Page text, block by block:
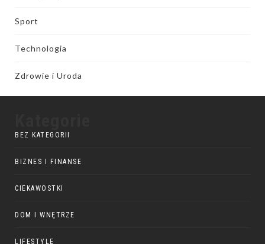
Sport
Technologia
Zdrowie i Uroda
BEZ KATEGORII
BIZNES I FINANSE
CIEKAWOSTKI
DOM I WNĘTRZE
LIFESTYLE